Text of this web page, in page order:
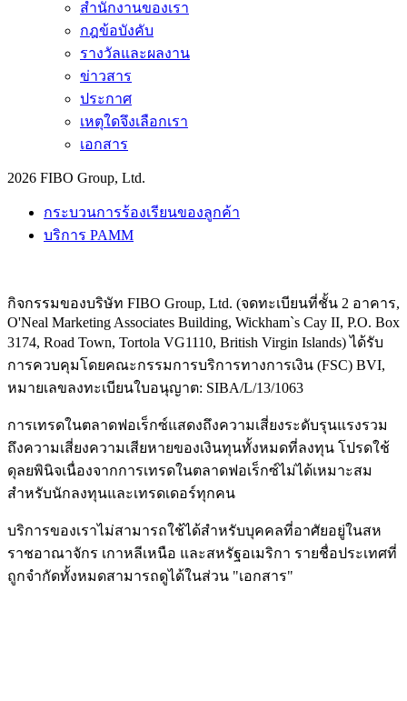
สำนักงานของเรา
กฎข้อบังคับ
รางวัลและผลงาน
ข่าวสาร
ประกาศ
เหตุใดจึงเลือกเรา
เอกสาร
2026 FIBO Group, Ltd.
กระบวนการร้องเรียนของลูกค้า
บริการ PAMM
กิจกรรมของบริษัท FIBO Group, Ltd. (จดทะเบียนที่ชั้น 2 อาคาร,
O'Neal Marketing Associates Building, Wickham`s Cay II, P.O. Box
3174, Road Town, Tortola VG1110, British Virgin Islands) ได้รับ
การควบคุมโดยคณะกรรมการบริการทางการเงิน (FSC) BVI,
หมายเลขลงทะเบียนใบอนุญาต: SIBA/L/13/1063
การเทรดในตลาดฟอเร็กซ์แสดงถึงความเสี่ยงระดับรุนแรงรวม
ถึงความเสี่ยงความเสียหายของเงินทุนทั้งหมดที่ลงทุน โปรดใช้
ดุลยพินิจเนื่องจากการเทรดในตลาดฟอเร็กซ์ไม่ได้เหมาะสม
สำหรับนักลงทุนและเทรดเดอร์ทุกคน
บริการของเราไม่สามารถใช้ได้สำหรับบุคคลที่อาศัยอยู่ในสห
ราชอาณาจักร เกาหลีเหนือ และสหรัฐอเมริกา รายชื่อประเทศที่
ถูกจำกัดทั้งหมดสามารถดูได้ในส่วน "เอกสาร"